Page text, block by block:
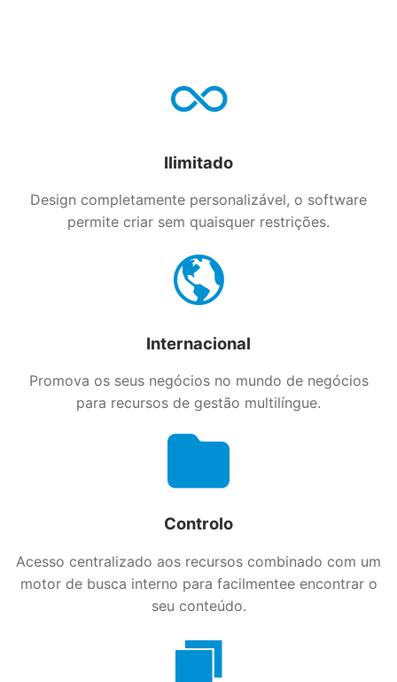
Ilimitado
Design completamente personalizável, o software
permite criar sem quaisquer restrições.
Internacional
Promova os seus negócios no mundo de negócios
para recursos de gestão multilíngue.
Controlo
Acesso centralizado aos recursos combinado com um
motor de busca interno para facilmentee encontrar o
seu conteúdo.